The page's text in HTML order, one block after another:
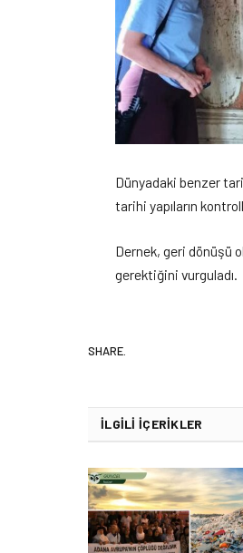
Dünyadaki benzer
tarihi yapıların
Dernek, geri dönüşü
gerektiğini vurguladı.
SHARE.
İLGILI İÇERIKLER